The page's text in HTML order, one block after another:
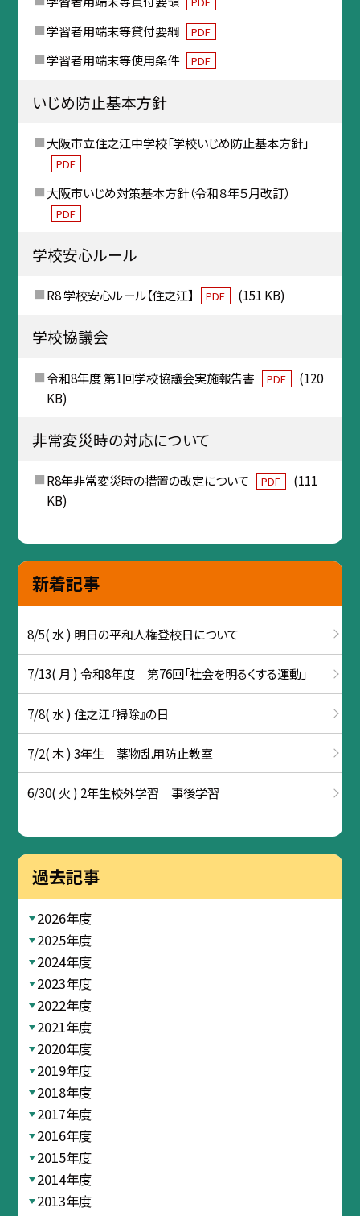
学習者用端末等貸付要綱 PDF
学習者用端末等使用条件 PDF
いじめ防止基本方針
大阪市立住之江中学校「学校いじめ防止基本方針」
PDF
大阪市いじめ対策基本方針（令和８年５月改訂）
PDF
学校安心ルール
R8 学校安心ルール【住之江】 PDF (151 KB)
学校協議会
令和8年度 第1回学校協議会実施報告書 PDF
(120
KB)
非常変災時の対応について
R8年非常変災時の措置の改定について PDF
(111
KB)
新着記事
8/5( 水 ) 明日の平和人権登校日について
7/13( 月 ) 令和8年度 第76回「社会を明るくする運動」
7/8( 水 ) 住之江『掃除』の日
7/2( 木 ) 3年生 薬物乱用防止教室
6/30( 火 ) 2年生校外学習 事後学習
過去記事
2026年度
2025年度
2024年度
2023年度
2022年度
2021年度
2020年度
2019年度
2018年度
2017年度
2016年度
2015年度
2014年度
2013年度